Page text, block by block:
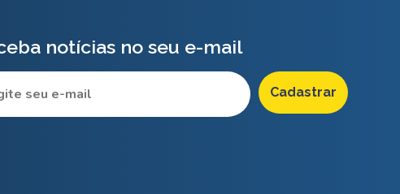
notícias no seu e-mail